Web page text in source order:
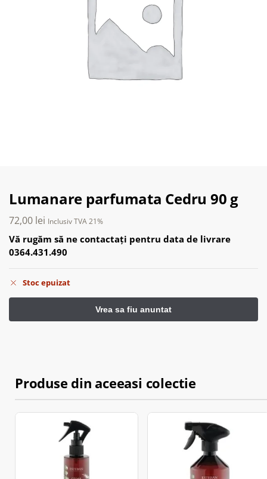
Lumanare parfumata Cedru 90 g
72,00 lei Inclusiv TVA 21%
Vă rugăm să ne contactați pentru data de livrare
0364.431.490
Stoc epuizat
Produse din aceeasi colectie